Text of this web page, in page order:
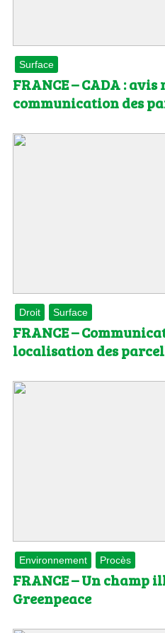
Surface
FRANCE – CADA :
communication des
Droit Surface
FRANCE –
localisation des
Environnement Procès
FRANCE – Un champ
Greenpeace